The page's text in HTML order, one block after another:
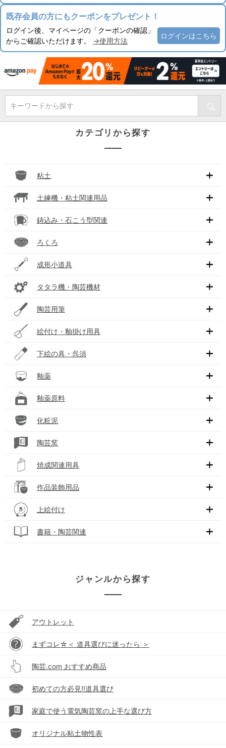
既存会員の方にもクーポンをプレゼント！
ログイン後、マイページの「クーポンの確認」
からご確認いただけます。 →使用方法
ログインはこちら
キーワードから探す
カテゴリから探す
粘土
土練機・粘土関連用品
鋳込み・石こう型関連
ろくろ
成形小道具
タタラ機・陶芸機材
陶芸用筆
絵付け・釉掛け用具
下絵の具・呉須
釉薬
釉薬原料
化粧泥
陶芸窯
焼成関連用具
作品装飾用品
上絵付け
書籍・陶芸関連
ジャンルから探す
アウトレット
まずコレ☆＜ 道具選びに迷ったら ＞
陶芸.com おすすめ商品
初めての方必見!!道具選び
家庭で使う電気陶芸窯の上手な選び方
オリジナル粘土物性表